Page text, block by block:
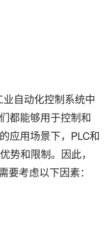
自动化控制系统中
都能够用于控制和
应用场景下，PLC和
势和限制。因此，
要考虑以下因素：